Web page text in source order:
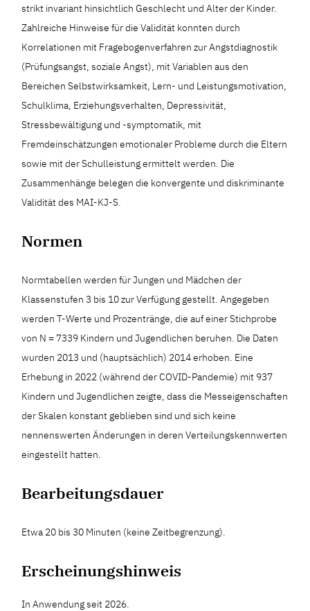
strikt invariant hinsichtlich Geschlecht und Alter der Kinder.
Zahlreiche Hinweise für die Validität konnten durch
Korrelationen mit Fragebogenverfahren zur Angstdiagnostik
(Prüfungsangst, soziale Angst), mit Variablen aus den
Bereichen Selbstwirksamkeit, Lern- und Leistungsmotivation,
Schulklima, Erziehungsverhalten, Depressivität,
Stressbewältigung und -symptomatik, mit
Fremdeinschätzungen emotionaler Probleme durch die Eltern
sowie mit der Schulleistung ermittelt werden. Die
Zusammenhänge belegen die konvergente und diskriminante
Validität des MAI-KJ-S.
Normen
Normtabellen werden für Jungen und Mädchen der
Klassenstufen 3 bis 10 zur Verfügung gestellt. Angegeben
werden T-Werte und Prozentränge, die auf einer Stichprobe
von N = 7339 Kindern und Jugendlichen beruhen. Die Daten
wurden 2013 und (hauptsächlich) 2014 erhoben. Eine
Erhebung in 2022 (während der COVID-Pandemie) mit 937
Kindern und Jugendlichen zeigte, dass die Messeigenschaften
der Skalen konstant geblieben sind und sich keine
nennenswerten Änderungen in deren Verteilungskennwerten
eingestellt hatten.
Bearbeitungsdauer
Etwa 20 bis 30 Minuten (keine Zeitbegrenzung).
Erscheinungshinweis
In Anwendung seit 2026.